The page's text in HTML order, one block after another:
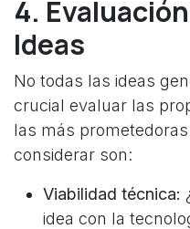
4.
Ideas
No todas las ideas
crucial evaluar las
las más
considerar son:
Viabilidad técnica:
idea con la